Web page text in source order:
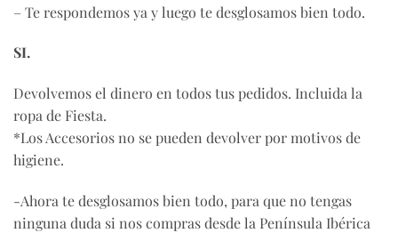
– Te respondemos ya y luego te desglosamos bien todo.
SI.
Devolvemos el dinero en todos tus pedidos. Incluida la
ropa de Fiesta.
*Los Accesorios no se pueden devolver por motivos de
higiene.
-Ahora te desglosamos bien todo, para que no tengas
ninguna duda si nos compras desde la Península Ibérica